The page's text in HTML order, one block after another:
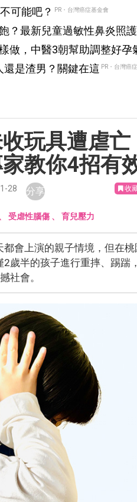
可能吧？
PR・台灣癌症基金會
？最新兒童過敏性鼻炎照護
做，中醫3朝幫助調整好孕
是渣男？關鍵在這 PR・台灣癌
玩具遭虐
教你4招有
28 分享 收
受虐性腦傷 、育兒壓力
都會上演的親子情境，但在
歲半的孩子進行重摔、踢踹
社會。